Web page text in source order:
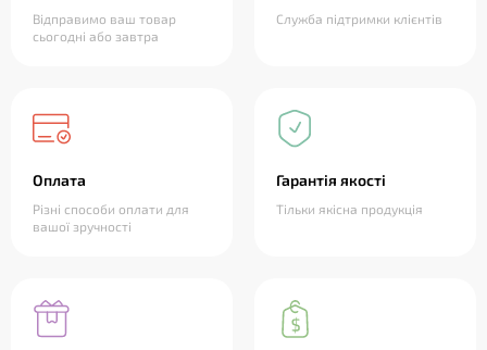
Відправимо ваш товар
сьогодні або завтра
Служба підтримки клієнтів
Оплата
Різні способи оплати для
вашої зручності
Гарантія якості
Тільки якісна продукція